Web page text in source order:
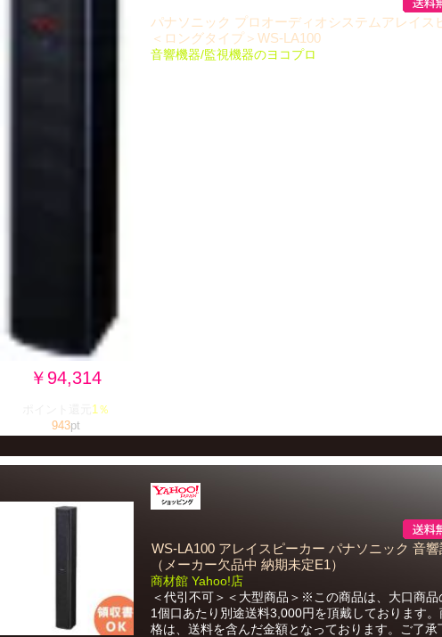
￥94,314
1％
943pt
パナソニック プロオーディオシステムアレイス
＜ロングタイプ＞WS-LA100
音響機器/監視機器のヨコプロ
WS-LA100 アレイスピーカー パナソニック 音
（メーカー欠品中 納期未定E1）
商材館 Yahoo!店
＜代引不可＞＜大型商品＞※この商品は、大口商品
1個口あたり別途送料3,000円を頂戴しております
格は、送料を含んだ金額となっております。ご了承